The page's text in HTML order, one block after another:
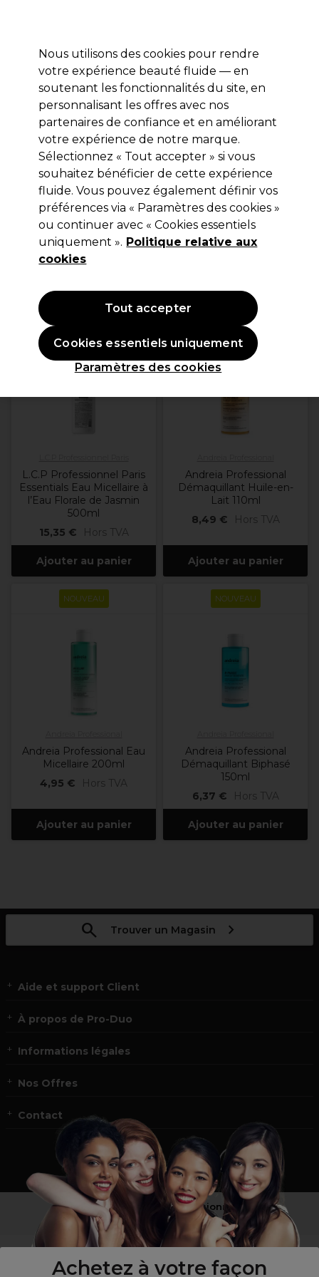
Achetez à votre façon
Se connecter
Marques Bons plans Coiffure Electro et Matériel
Livraison et délais
lire la suite
Beauté Maquillage et accessoires Démaquillant
Démaquillant
Filters
L.C.P Professionnel Paris
Essentials Eau Micellaire à
l’Eau Florale de Jasmin
500ml
15,35 €
Hors TVA
Ajouter au panier
NOUVEAU
Andreia Professional
Démaquillant Huile-en-
Lait 110ml
8,49 €
Hors TVA
Ajouter au panier
NOUVEAU
Andreia Professional Eau
Micellaire 200ml
4,95 €
Hors TVA
Ajouter au panier
NOUVEAU
Andreia Professional
Démaquillant Biphasé
150ml
6,37 €
Hors TVA
Ajouter au panier
Trouver un Magasin
Aide et support Client
À propos de Pro-Duo
Informations légales
Nos Offres
Contact
Vous n’êtes pas un professionnel ?
Visitez notre site pourles particuliers !
Nous utilisons des cookies pour rendre
votre expérience beauté fluide — en
soutenant les fonctionnalités du site, en
personnalisant les offres avec nos
partenaires de confiance et en améliorant
votre expérience de notre marque.
Sélectionnez « Tout accepter » si vous
souhaitez bénéficier de cette expérience
fluide. Vous pouvez également définir vos
préférences via « Paramètres des cookies »
ou continuer avec « Cookies essentiels
uniquement ». Politique relative aux
cookies
Paramètres des cookies
Cookies essentiels uniquement
Tout accepter